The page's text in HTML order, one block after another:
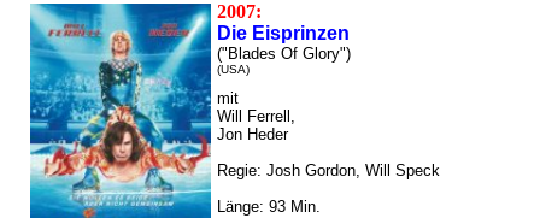
2007:
Die Eisprinzen
("Blades Of Glory")
(USA)
mit
Will Ferrell,
Jon Heder
Regie: Josh Gordon, Will Speck
Länge: 93 Min.